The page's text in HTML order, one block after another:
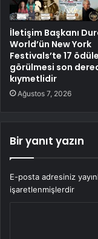
İletişim Başkanı
World’ün New York
Festivals’te 17
görülmesi son
kıymetlidir
Ağustos 7, 2026
Bir yanıt yazın
E-posta adresiniz
işaretlenmişlerdir